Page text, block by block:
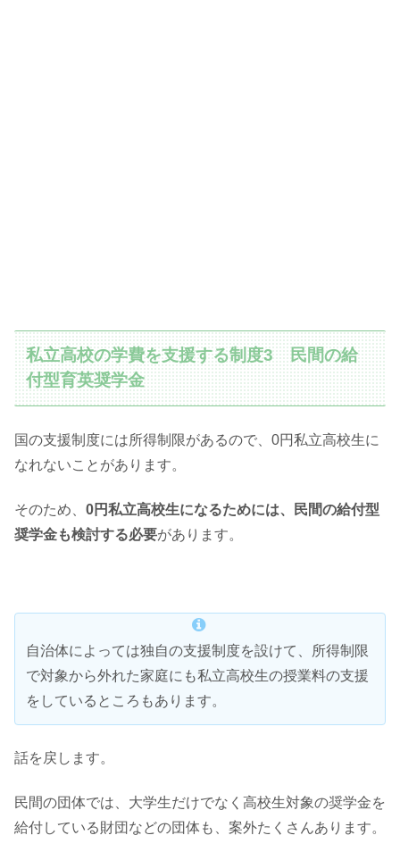
私立高校の学費を支援する制度3 民間の給
付型育英奨学金
国の支援制度には所得制限があるので、0円私立高校生に
なれないことがあります。
そのため、 0円私立高校生になるためには、民間の給付型
奨学金も検討する必要があります。
自治体によっては独自の支援制度を設けて、所得制限
で対象から外れた家庭にも私立高校生の授業料の支援
をしているところもあります。
話を戻します。
民間の団体では、大学生だけでなく高校生対象の奨学金を
給付している財団などの団体も、案外たくさんあります。